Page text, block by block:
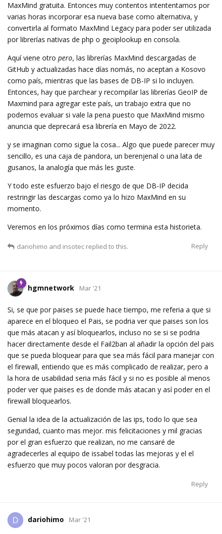
MaxMind gratuita. Entonces muy contentos intententamos por
varias horas incorporar esa nueva base como alternativa, y
convertirla al formato MaxMind Legacy para poder ser utilizada
por librerías nativas de php o geoiplookup en consola.
Aquí viene otro pero, las librerías MaxMind descargadas de
GitHub y actualizadas hace días nomás, no aceptan a Kosovo
como país, mientras que las bases de DB-IP si lo incluyen.
Entonces, hay que parchear y recompilar las librerías GeoIP de
Maxmind para agregar este país, un trabajo extra que no
podemos evaluar si vale la pena puesto que MaxMind mismo
anuncia que deprecará esa librería en Mayo de 2022.
y se imaginan como sigue la cosa... Algo que puede parecer muy
sencillo, es una caja de pandora, un berenjenal o una lata de
gusanos, la analogía que más les guste.
Y todo este esfuerzo bajo el riesgo de que DB-IP decida
restringir las descargas como ya lo hizo MaxMind en su
momento.
Veremos en los próximos días como termina esta historieta.
Reply
dariohimo and insotec replied to this.
hgmnetwork Mar '21
Si, se que por paises se puede hace tiempo, me referia a que si
aparece en el bloqueo el Pais, se podria ver que paises son los
que más atacan y así bloquearlos, incluso no se si se podria
hacer directamente desde el Fail2ban al añadir la opción del pais
que se pueda bloquear para que sea más fácil para manejar con
el firewall, entiendo que es más complicado de realizar, pero a
la hora de usabilidad seria más fácil y si no es posible al menos
poder ver que paises es de donde más atacan y así poder en el
firewall bloquearlos.
Genial la idea de la actualización de las ips, todo lo que sea
seguridad, cuanto mas mejor. mis felicitaciones y mil gracias
por el gran esfuerzo que realizan, no me cansaré de
agradecerles al equipo de issabel todas las mejoras y el el
esfuerzo que muy pocos valoran por desgracia.
Reply
D dariohimo Mar '21